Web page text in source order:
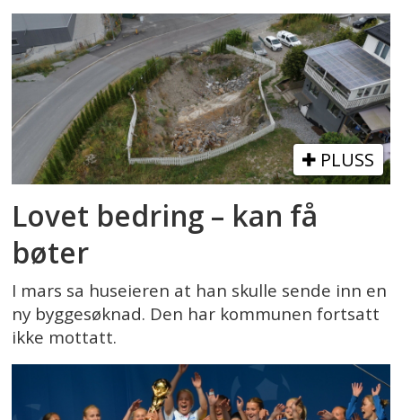
PLUSS
Lovet bedring – kan få
bøter
I mars sa huseieren at han skulle sende inn en
ny byggesøknad. Den har kommunen fortsatt
ikke mottatt.